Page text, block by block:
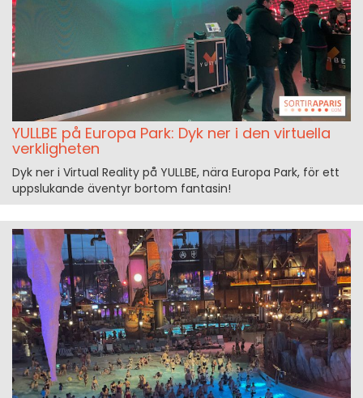
YULLBE på Europa Park: Dyk ner i den virtuella
verkligheten
Dyk ner i Virtual Reality på YULLBE, nära Europa Park, för ett
uppslukande äventyr bortom fantasin!